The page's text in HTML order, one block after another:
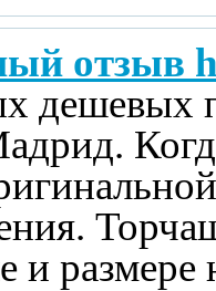
отзыв
дешевых
и размере